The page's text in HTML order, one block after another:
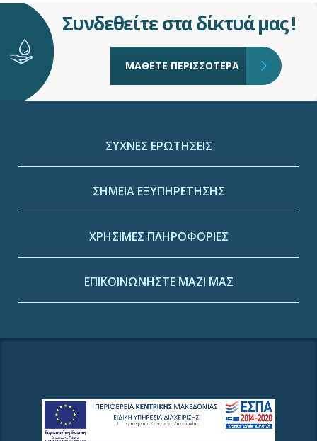
Συνδεθείτε στα δίκτυά μας !
ΜΑΘΕΤΕ ΠΕΡΙΣΣΟΤΕΡΑ
ΣΥΧΝΕΣ ΕΡΩΤΗΣΕΙΣ
ΣΗΜΕΙΑ ΕΞΥΠΗΡΕΤΗΣΗΣ
ΧΡΗΣΙΜΕΣ ΠΛΗΡΟΦΟΡΙΕΣ
ΕΠΙΚΟΙΝΩΝΗΣΤΕ ΜΑΖΙ ΜΑΣ